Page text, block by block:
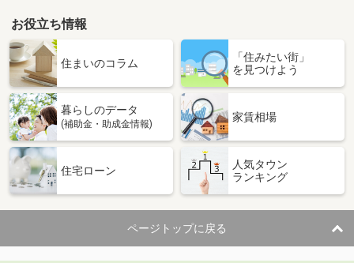
お役立ち情報
住まいのコラム
「住みたい街」
を見つけよう
暮らしのデータ
(補助金・助成金情報)
家賃相場
住宅ローン
人気タウン
ランキング
ページトップに戻る